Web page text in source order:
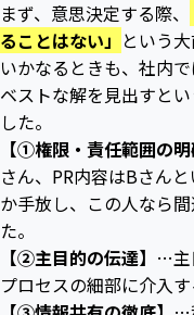
まず、意思決定する際、
ることはない」 という
いかなるときも、社内
ベストな解を見出すと
した。
【①権限・責任範囲の明
さん、PR内容はBさん
か手放し、この人なら
た。
【②主目的の伝達】 …主
プロセスの細部に介入す